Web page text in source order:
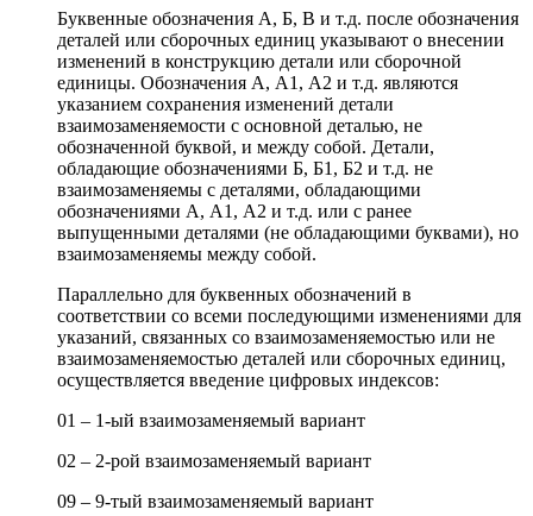
Буквенные обозначения А, Б, В и т.д. после обозначения
деталей или сборочных единиц указывают о внесении
изменений в конструкцию детали или сборочной
единицы. Обозначения А, А1, А2 и т.д. являются
указанием сохранения изменений детали
взаимозаменяемости с основной деталью, не
обозначенной буквой, и между собой. Детали,
обладающие обозначениями Б, Б1, Б2 и т.д. не
взаимозаменяемы с деталями, обладающими
обозначениями А, А1, А2 и т.д. или с ранее
выпущенными деталями (не обладающими буквами), но
взаимозаменяемы между собой.
Параллельно для буквенных обозначений в
соответствии со всеми последующими изменениями для
указаний, связанных со взаимозаменяемостью или не
взаимозаменяемостью деталей или сборочных единиц,
осуществляется введение цифровых индексов:
01 – 1-ый взаимозаменяемый вариант
02 – 2-рой взаимозаменяемый вариант
09 – 9-тый взаимозаменяемый вариант